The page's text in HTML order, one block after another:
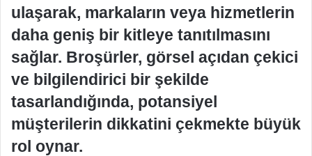
ulaşarak, markaların veya hizmetlerin
daha geniş bir kitleye tanıtılmasını
sağlar. Broşürler, görsel açıdan çekici
ve bilgilendirici bir şekilde
tasarlandığında, potansiyel
müşterilerin dikkatini çekmekte büyük
rol oynar.